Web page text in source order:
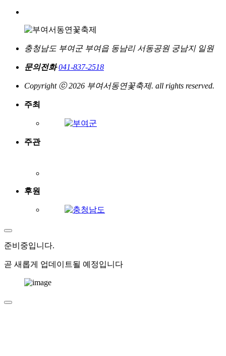
충청남도 부여군 부여읍 동남리 서동공원 궁남지 일원
문의전화 041-837-2518
Copyright ⓒ 2026 부여서동연꽃축제. all rights reserved.
주최
주관
후원
준비중입니다.
곧 새롭게 업데이트될 예정입니다